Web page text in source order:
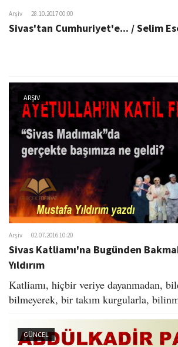
Arşiv 28.10.2017 00:00
Sivas'tan Cumhuriyet'e... / Selim
ARŞIV
Arşiv 02.07.2016 10:20
Sivas Katliamı'na Bugünden
Yıldırım
Katliamı, hiçbir veriye dayanmadan,
bilmeyerek, bir takım kurgularla,
GÜNCEL